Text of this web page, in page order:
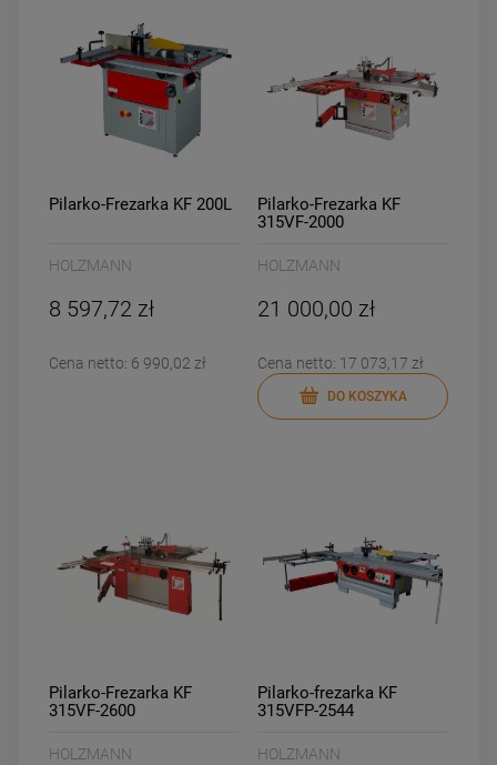
Pilarko-Frezarka KF 200L
HOLZMANN
8 597,72 zł
Cena netto: 6 990,02 zł
Pilarko-Frezarka KF
315VF-2000
HOLZMANN
21 000,00 zł
Cena netto: 17 073,17 zł
DO KOSZYKA
Pilarko-Frezarka KF
315VF-2600
HOLZMANN
Pilarko-frezarka KF
315VFP-2544
HOLZMANN